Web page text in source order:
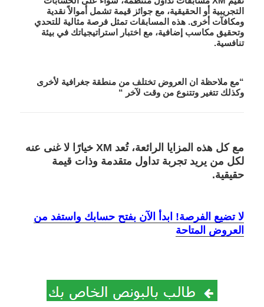
التجريبية أو الحقيقية، مع جوائز قيمة تشمل أموالاً نقدية
ومكافآت أخرى. هذه المسابقات تمثل فرصة مثالية للتحدي
وتحقيق مكاسب إضافية، مع اختبار استراتيجياتك في بيئة
تنافسية.
“مع ملاحظة ان العروض تختلف من منطقة جغرافية لأخرى
وكذلك تتغير وتتنوع من وقت لآخر “
مع كل هذه المزايا الرائعة، تُعد XM خيارًا لا غنى عنه
لكل من يريد تجربة تداول متقدمة وذات قيمة
حقيقية.
لا تضيع الفرصة! ابدأ الآن بفتح حسابك واستفد من
العروض المتاحة